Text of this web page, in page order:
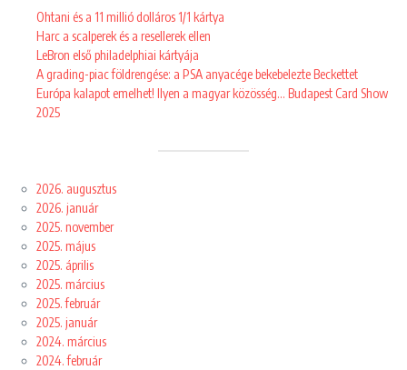
Ohtani és a 11 millió dolláros 1/1 kártya
Harc a scalperek és a resellerek ellen
LeBron első philadelphiai kártyája
A grading-piac földrengése: a PSA anyacége bekebelezte Beckettet
Európa kalapot emelhet! Ilyen a magyar közösség… Budapest Card Show
2025
2026. augusztus
2026. január
2025. november
2025. május
2025. április
2025. március
2025. február
2025. január
2024. március
2024. február